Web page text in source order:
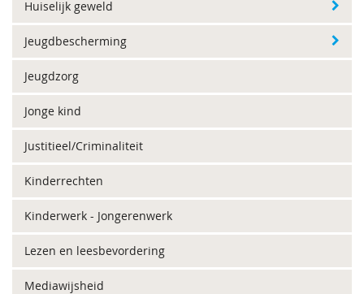
Huiselijk geweld
Jeugdbescherming
Jeugdzorg
Jonge kind
Justitieel/Criminaliteit
Kinderrechten
Kinderwerk - Jongerenwerk
Lezen en leesbevordering
Mediawijsheid